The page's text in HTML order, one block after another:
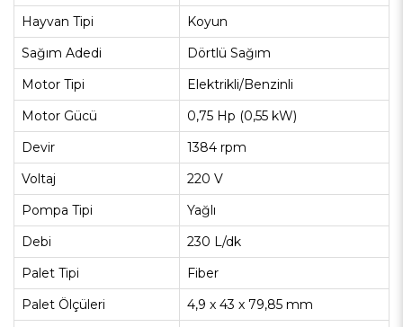
Hayvan Tipi
Koyun
Sağım Adedi
Dörtlü Sağım
Motor Tipi
Elektrikli/Benzinli
Motor Gücü
0,75 Hp (0,55 kW)
Devir
1384 rpm
Voltaj
220 V
Pompa Tipi
Yağlı
Debi
230 L/dk
Palet Tipi
Fiber
Palet Ölçüleri
4,9 x 43 x 79,85 mm